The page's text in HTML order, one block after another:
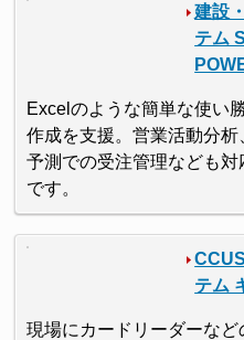
建設
テム
Excelのような簡単な使い
作成を支援。営業活動分
予測での受注管理なども
です。
テム
現場にカードリーダーなど